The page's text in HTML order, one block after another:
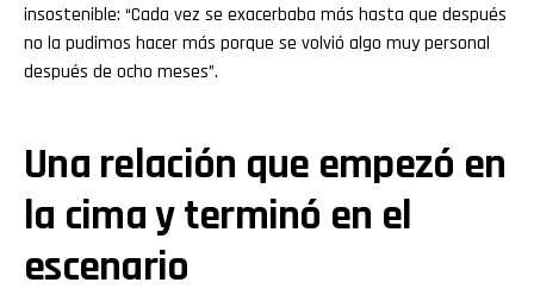
insostenible: “Cada vez se exacerbaba más hasta que después
no la pudimos hacer más porque se volvió algo muy personal
después de ocho meses”.
Una relación que empezó en
la cima y terminó en el
escenario